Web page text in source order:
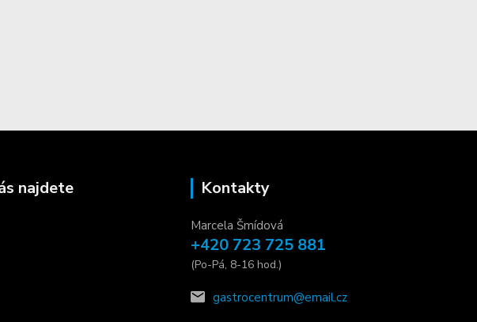
najdete Kontakty
Marcela Šmídová
+420 723 725 881
(Po-Pá, 8-16 hod.)
gastrocentrum@email.cz